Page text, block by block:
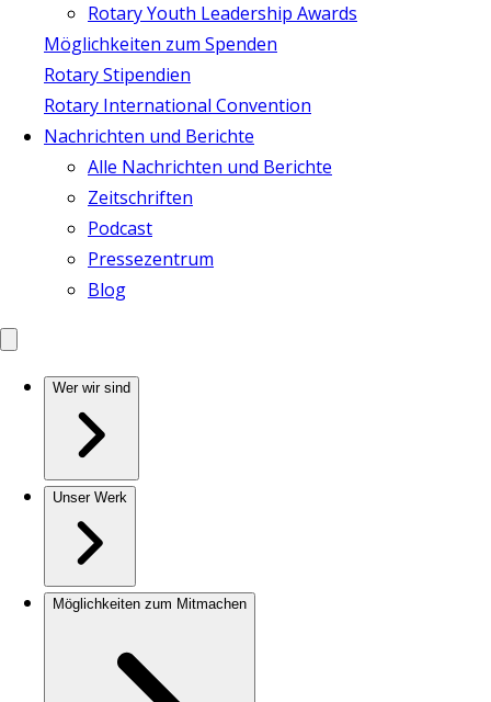
Rotary Youth Leadership Awards
Möglichkeiten zum Spenden
Rotary Stipendien
Rotary International Convention
Nachrichten und Berichte
Alle Nachrichten und Berichte
Zeitschriften
Podcast
Pressezentrum
Blog
Wer wir sind
Unser Werk
Möglichkeiten zum Mitmachen